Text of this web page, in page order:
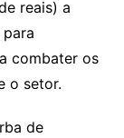
reais) a
combater os
o setor.
de